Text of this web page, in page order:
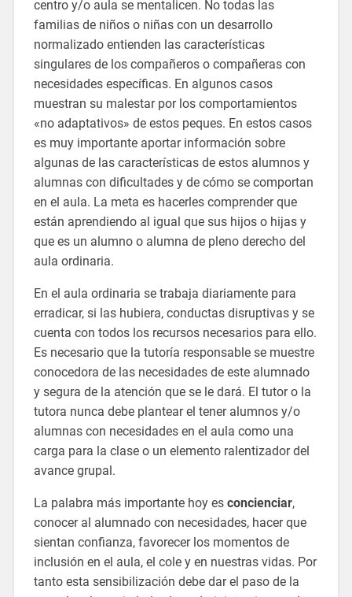
centro y/o aula se mentalicen. No todas las
familias de niños o niñas con un desarrollo
normalizado entienden las características
singulares de los compañeros o compañeras con
necesidades específicas. En algunos casos
muestran su malestar por los comportamientos
«no adaptativos» de estos peques. En estos casos
es muy importante aportar información sobre
algunas de las características de estos alumnos y
alumnas con dificultades y de cómo se comportan
en el aula. La meta es hacerles comprender que
están aprendiendo al igual que sus hijos o hijas y
que es un alumno o alumna de pleno derecho del
aula ordinaria.
En el aula ordinaria se trabaja diariamente para
erradicar, si las hubiera, conductas disruptivas y se
cuenta con todos los recursos necesarios para ello.
Es necesario que la tutoría responsable se muestre
conocedora de las necesidades de este alumnado
y segura de la atención que se le dará. El tutor o la
tutora nunca debe plantear el tener alumnos y/o
alumnas con necesidades en el aula como una
carga para la clase o un elemento ralentizador del
avance grupal.
La palabra más importante hoy es concienciar,
conocer al alumnado con necesidades, hacer que
sientan confianza, favorecer los momentos de
inclusión en el aula, el cole y en nuestras vidas. Por
tanto esta sensibilización debe dar el paso de la